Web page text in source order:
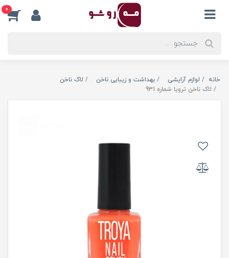
0
خانه لوازم آرایشی بهداشت و زیبایی ناخن
لاک ناخن
لاک ناخن ترویا شماره 931